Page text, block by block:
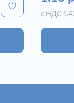
с НДС